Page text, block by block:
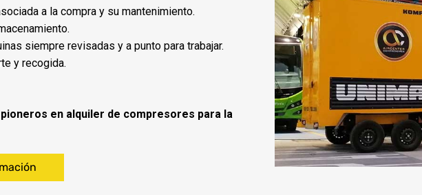
a la compra y su mantenimiento.
siempre revisadas y a punto para trabajar.
y recogida.
pioneros en alquiler de compresores para la